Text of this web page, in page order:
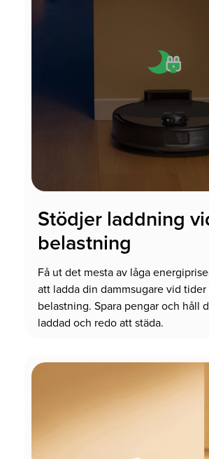
Stödjer laddning
belastning
Få ut det mesta av låga
att ladda din dammsugare vid tider
belastning. Spara pengar och håll
laddad och redo att städa.